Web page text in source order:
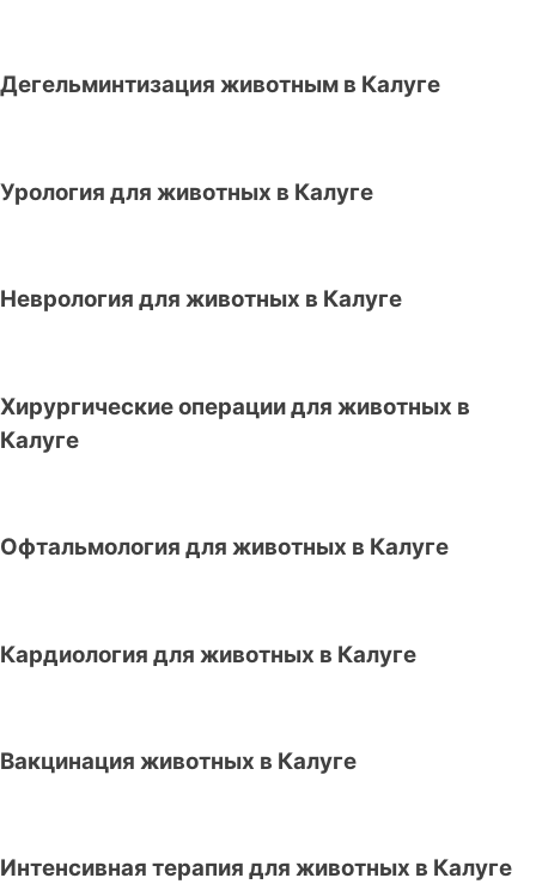
Дегельминтизация животным в Калуге
Урология для животных в Калуге
Неврология для животных в Калуге
Хирургические операции для животных в
Калуге
Офтальмология для животных в Калуге
Кардиология для животных в Калуге
Вакцинация животных в Калуге
Интенсивная терапия для животных в Калуге